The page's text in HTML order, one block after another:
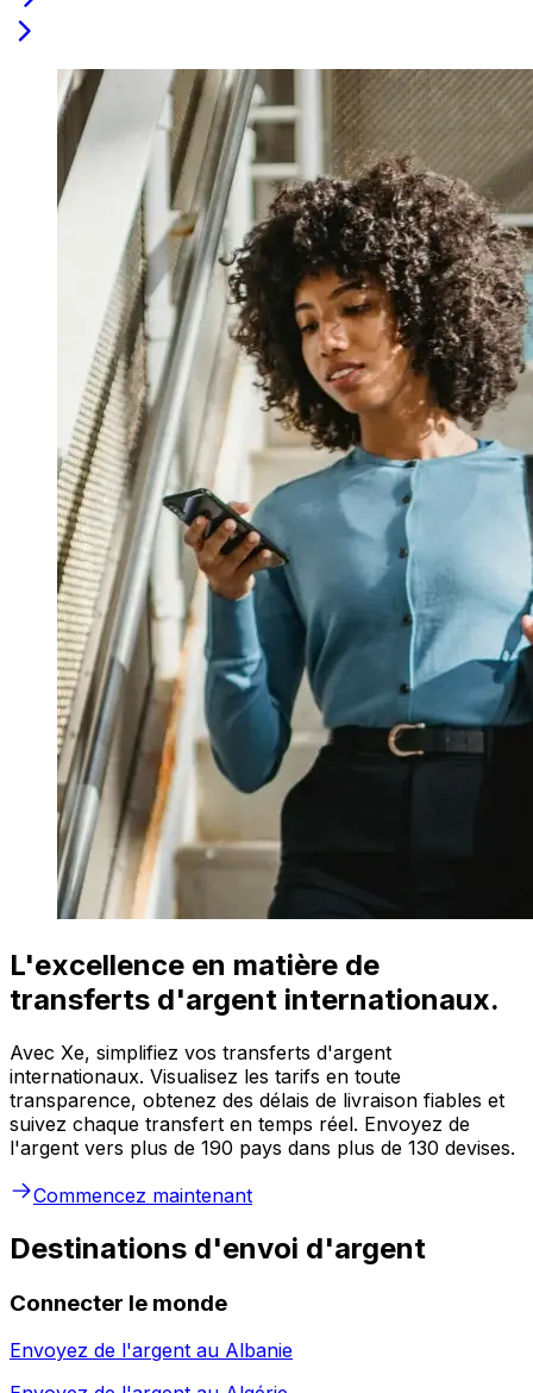
L'excellence en matière de
transferts d'argent internationaux.
Avec Xe, simplifiez vos transferts d'argent
internationaux. Visualisez les tarifs en toute
transparence, obtenez des délais de livraison fiables et
suivez chaque transfert en temps réel. Envoyez de
l'argent vers plus de 190 pays dans plus de 130 devises.
Commencez maintenant
Destinations d'envoi d'argent
Connecter le monde
Envoyez de l'argent au Albanie